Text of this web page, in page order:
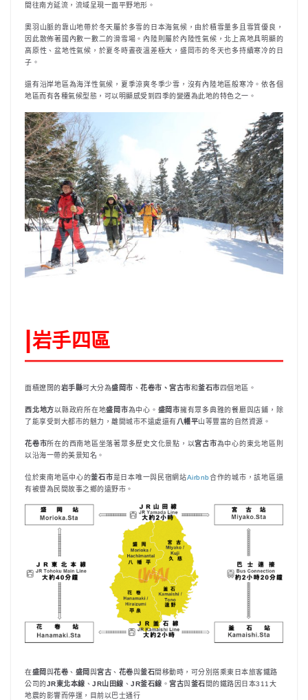
間往南方延流，流域呈現一面平野地形。
奧羽山脈的靠山地帶於冬天屬於多雪的日本海氣候，由於積雪量多且雪質優良，
因此散佈著國內數一數二的滑雪場。內陸則屬於內陸性氣候，北上高地具明顯的
高原性、盆地性氣候，於夏冬時晝夜溫差極大，盛岡市的冬天也多持續寒冷的日
子。
還有沿岸地區為海洋性氣候，夏季涼爽冬季少雪，沒有內陸地區般寒冷。依各個
地區而有各種氣候型態，可以明顯感受到四季的變遷為此地的特色之一。
|岩手四區
面積遼闊的岩手縣可大分為盛岡市 、 花卷市、宮古市和釜石市四個地區。
西北地方以縣政府所在地盛岡市為中心。 盛岡市擁有眾多典雅的餐廳與店鋪，除
了能享受到大都市的魅力，離開城市不遠處還有八幡平山等豐富的自然資源。
花卷市所在的西南地區坐落著眾多歷史文化景點，以宮古市為中心的東北地區則
以沿海一帶的美景知名。
位於東南地區中心的釜石市是日本唯一與民宿網站Airbnb合作的城市，該地區還
有被譽為民間故事之鄉的遠野市。
在盛岡與花卷 、 盛岡與宮古 、 花卷與釜石間移動時，可分別搭乘東日本旅客鐵路
公司的JR東北本線 、 JR山田線 、 JR釜石線 。 宮古與釜石間的鐵路因日本311大
地震的影響而停運，目前以巴士通行